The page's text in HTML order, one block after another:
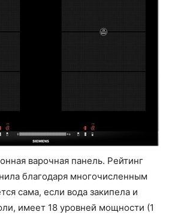
варочная панель. Рейтинг
благодаря многочисленным
сама, если вода закипела и
имеет 18 уровней мощности (1